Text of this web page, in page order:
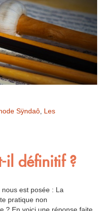
Sÿndaô, Les
il définitif ?
est posée : La
pratique non